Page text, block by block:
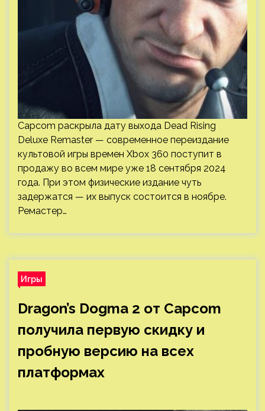
Capcom раскрыла дату выхода Dead Rising
Deluxe Remaster — современное переиздание
культовой игры времен Xbox 360 поступит в
продажу во всем мире уже 18 сентября 2024
года. При этом физические издание чуть
задержатся — их выпуск состоится в ноябре.
Ремастер…
Игры
Dragon’s Dogma 2 от Capcom
получила первую скидку и
пробную версию на всех
платформах